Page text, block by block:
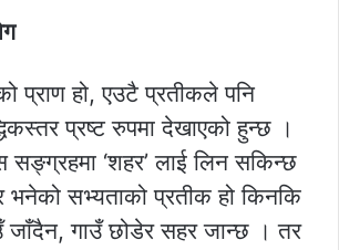
प्राण हो, एउटै प्रतीकले पनि
प्रष्ट रुपमा देखाएको हुन्छ ।
‘शहर’ लाई लिन सकिन्छ
भनेको सभ्यताको प्रतीक हो किनकि
जाँदैन, गाउँ छोडेर सहर जान्छ । तर